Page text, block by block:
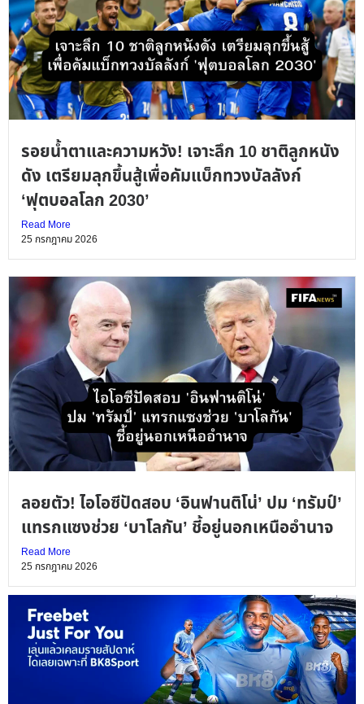
รอยน้ำตาและความหวัง! เจาะลึก 10 ชาติลูกหนัง
ดัง เตรียมลุกขึ้นสู้เพื่อคัมแบ็กทวงบัลลังก์
‘ฟุตบอลโลก 2030’
Read More
25 กรกฎาคม 2026
ลอยตัว! ไอโอซีปัดสอบ ‘อินฟานติโน่’ ปม ‘ทรัมป์’
แทรกแซงช่วย ‘บาโลกัน’ ชี้อยู่นอกเหนืออำนาจ
Read More
25 กรกฎาคม 2026